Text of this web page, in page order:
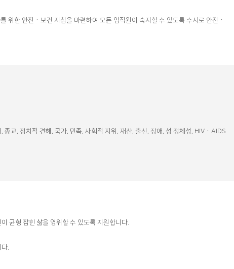
위한 안전ㆍ보건 지침을 마련하여 모든 임직원이 숙지할 수 있도록 수시로 안전ㆍ
교, 정치적 견해, 국가, 민족, 사회적 지위, 재산, 출신, 장애, 성 정체성, HIVㆍAIDS
균형 잡힌 삶을 영위할 수 있도록 지원합니다.
.